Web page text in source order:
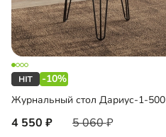
-10%
Журнальный стол Дариус-1-500
4 550 5 060